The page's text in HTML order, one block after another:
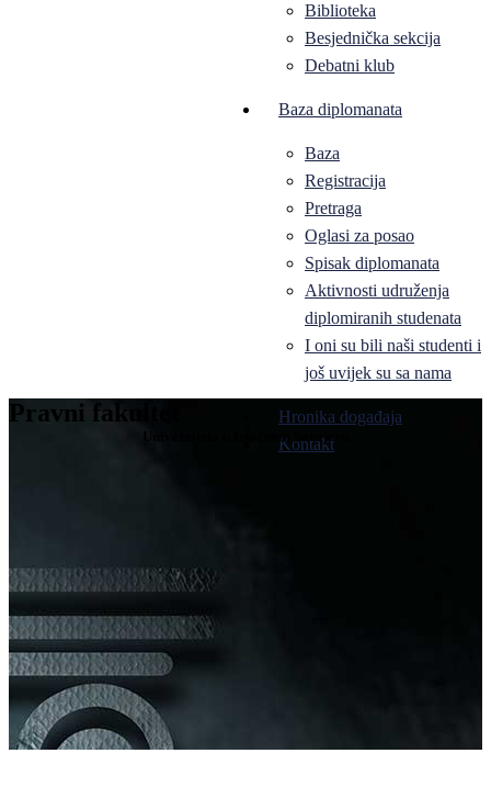
Biblioteka
Besjednička sekcija
Debatni klub
Baza diplomanata
Baza
Registracija
Pretraga
Oglasi za posao
Spisak diplomanata
Aktivnosti udruženja
diplomiranih studenata
I oni su bili naši studenti i
još uvijek su sa nama
Hronika događaja
Kontakt
Pravni fakultet
Univerziteta u Istočnom Sarajevu